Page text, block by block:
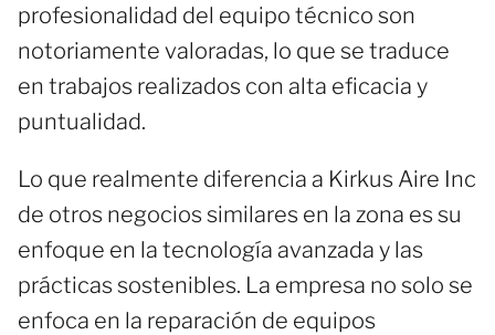
profesionalidad del equipo técnico son
notoriamente valoradas, lo que se traduce
en trabajos realizados con alta eficacia y
puntualidad.
Lo que realmente diferencia a Kirkus Aire Inc
de otros negocios similares en la zona es su
enfoque en la tecnología avanzada y las
prácticas sostenibles. La empresa no solo se
enfoca en la reparación de equipos